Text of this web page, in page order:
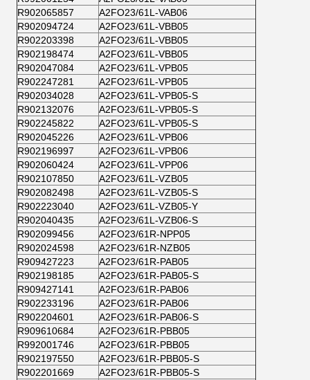
R902065857
A2FO23/61L-VAB06
R902094724
A2FO23/61L-VBB05
R902203398
A2FO23/61L-VBB05
R902198474
A2FO23/61L-VBB05
R902047084
A2FO23/61L-VPB05
R902247281
A2FO23/61L-VPB05
R902034028
A2FO23/61L-VPB05-S
R902132076
A2FO23/61L-VPB05-S
R902245822
A2FO23/61L-VPB05-S
R902045226
A2FO23/61L-VPB06
R902196997
A2FO23/61L-VPB06
R902060424
A2FO23/61L-VPP06
R902107850
A2FO23/61L-VZB05
R902082498
A2FO23/61L-VZB05-S
R902223040
A2FO23/61L-VZB05-Y
R902040435
A2FO23/61L-VZB06-S
R902099456
A2FO23/61R-NPP05
R902024598
A2FO23/61R-NZB05
R909427223
A2FO23/61R-PAB05
R902198185
A2FO23/61R-PAB05-S
R909427141
A2FO23/61R-PAB06
R902233196
A2FO23/61R-PAB06
R902204601
A2FO23/61R-PAB06-S
R909610684
A2FO23/61R-PBB05
R992001746
A2FO23/61R-PBB05
R902197550
A2FO23/61R-PBB05-S
R902201669
A2FO23/61R-PBB05-S